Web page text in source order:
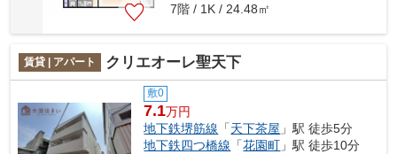
7階 / 1K / 24.48㎡
賃貸 | アパート クリエオーレ聖天下
敷0
7.1万円
地下鉄堺筋線 「天下茶屋 」駅 徒歩5分
地下鉄四つ橋線 「花園町 」駅 徒歩10分